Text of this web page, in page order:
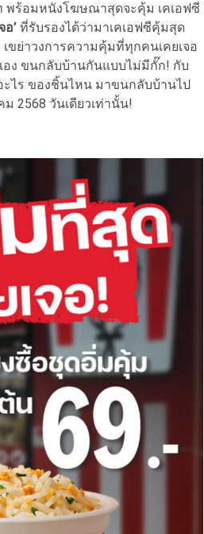
ร้อมหนังโฆษณาสุดจะคุ้ม เคเอฟซี
’ ที่รับรองได้ว่ามาเคเอฟซีคุ้มสุด
ขย่าวงการความคุ้มที่ทุกคนเคยเจอ
อง ขนกลับบ้านกันแบบไม่มีกั๊ก! กับ
ไร ของชิ้นไหน มาขนกลับบ้านไป
2568 วันเดียวเท่านั้น!